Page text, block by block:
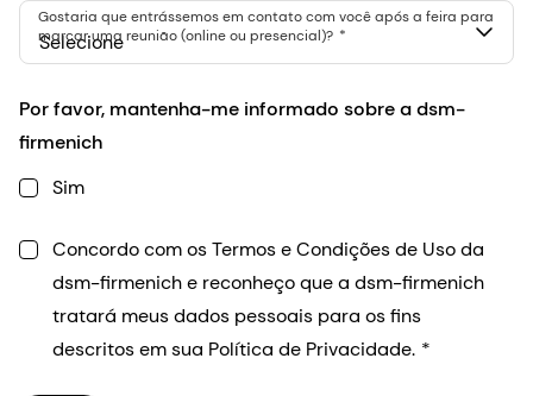
Selecione
Gostaria que entrássemos em contato com você após a feira para
marcar uma reunião (online ou presencial)?
Por favor, mantenha-me informado sobre a dsm-
firmenich
Sim
Concordo com os Termos e Condições de Uso da
dsm-firmenich e reconheço que a dsm-firmenich
tratará meus dados pessoais para os fins
descritos em sua Política de Privacidade.